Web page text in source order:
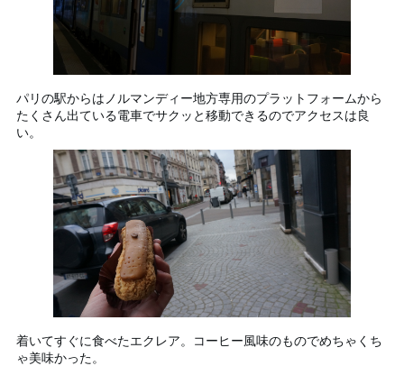
パリの駅からはノルマンディー地方専用のプラットフォームから
たくさん出ている電車でサクッと移動できるのでアクセスは良
い。
着いてすぐに食べたエクレア。コーヒー風味のものでめちゃくち
ゃ美味かった。